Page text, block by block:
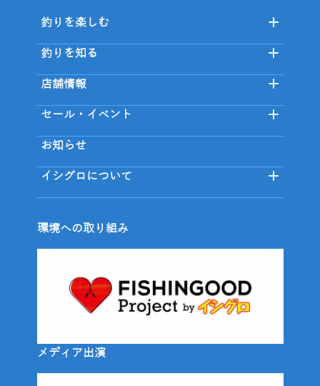
釣りを楽しむ
釣りを知る
店舗情報
セール・イベント
お知らせ
イシグロについて
環境への取り組み
メディア出演